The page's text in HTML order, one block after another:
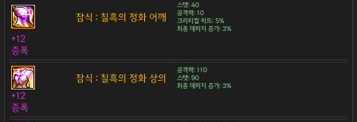
잠식 : 칠흑의 정화 어깨
스탯: 40
공격력: 10
크리티컬 히트: 5%
최종 데미지 증가: 3%
+12
증폭
잠식 : 칠흑의 정화 상의
공격력: 110
스탯: 90
최종 데미지 증가: 3%
+12
증폭